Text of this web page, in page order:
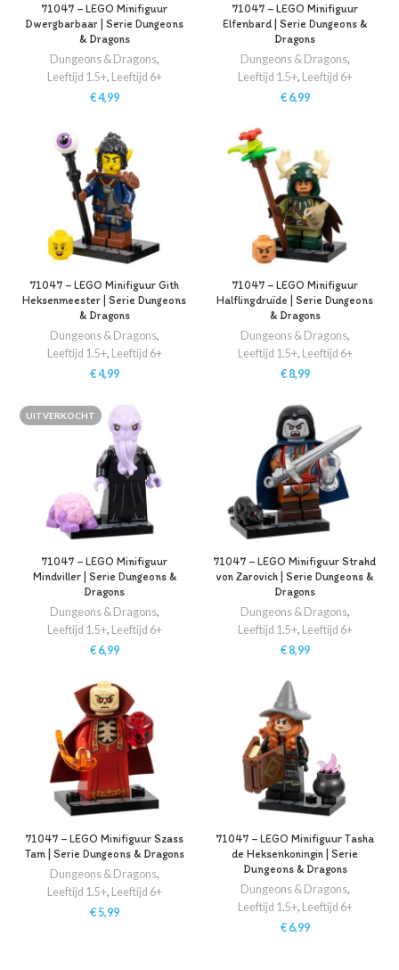
71047 – LEGO Minifiguur
Dwergbarbaar | Serie Dungeons
& Dragons
Dungeons & Dragons,
Leeftijd 1.5+, Leeftijd 6+
€4,99
71047 – LEGO Minifiguur
Elfenbard | Serie Dungeons &
Dragons
Dungeons & Dragons,
Leeftijd 1.5+, Leeftijd 6+
€6,99
71047 – LEGO Minifiguur Gith
Heksenmeester | Serie Dungeons
& Dragons
Dungeons & Dragons,
Leeftijd 1.5+, Leeftijd 6+
€4,99
71047 – LEGO Minifiguur
Halflingdruïde | Serie Dungeons
& Dragons
Dungeons & Dragons,
Leeftijd 1.5+, Leeftijd 6+
€8,99
UITVERKOCHT
71047 – LEGO Minifiguur
Mindviller | Serie Dungeons &
Dragons
Dungeons & Dragons,
Leeftijd 1.5+, Leeftijd 6+
€6,99
71047 – LEGO Minifiguur Strahd
von Zarovich | Serie Dungeons &
Dragons
Dungeons & Dragons,
Leeftijd 1.5+, Leeftijd 6+
€8,99
71047 – LEGO Minifiguur Szass
Tam | Serie Dungeons & Dragons
Dungeons & Dragons,
Leeftijd 1.5+, Leeftijd 6+
€5,99
71047 – LEGO Minifiguur Tasha
de Heksenkoningin | Serie
Dungeons & Dragons
Dungeons & Dragons,
Leeftijd 1.5+, Leeftijd 6+
€6,99